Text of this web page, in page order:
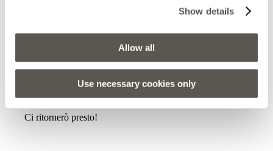
Show details
Allow all
Use necessary cookies only
Ottima esperienza! Con l’aiuto professionale del
personale ho trovato quello che cercavo e anche di più!
Ci ritornerò presto!